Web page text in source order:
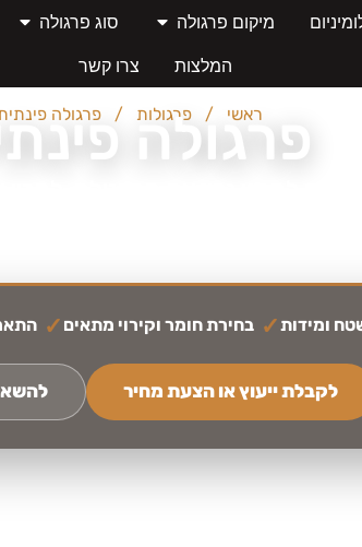
מיקום פרגולה סוג פרגולה
המלצות
צרו קשר
ראשי / פרגולות / פרגולה פרגולה
ומידות בחירת חומר וקירוי מתאים
לקבלת ייעוץ או הצעת מחיר